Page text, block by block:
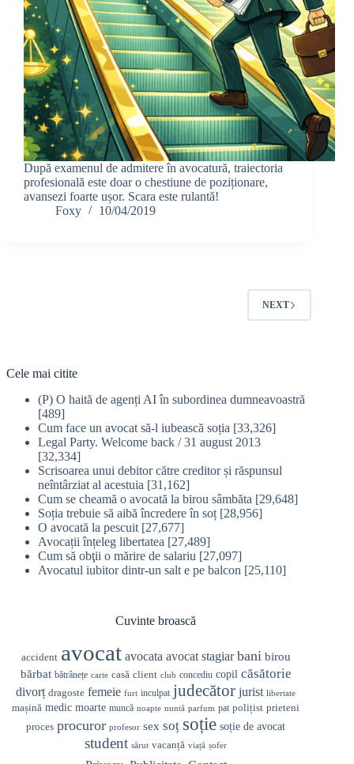
După examenul de admitere în avocatură, traiectoria
profesională este doar o chestiune de poziționare,
avansezi foarte ușor. Scara este rulantă!
Foxy
10/04/2019
NEXT
Cele mai citite
(P) O haită de agenți AI în subordinea dumneavoastră
[489]
Cum face un avocat să-l iubească soția [33,326]
Legal Party. Welcome back / 31 august 2013
[32,334]
Scrisoarea unui debitor către creditor și răspunsul
neîntârziat al acestuia [31,162]
Cum se cheamă o avocată la birou sâmbăta [29,648]
Soția trebuie să aibă încredere în soț [28,956]
O avocată la pescuit [27,677]
Avocații înțeleg libertatea [27,489]
Cum să obţii o mărire de salariu [27,097]
Avocatul iubitor dintr-un salt e pe balcon [25,110]
Cuvinte broască
accident avocat avocata avocat stagiar bani birou
bărbat bătrânețe carte casă client club concediu copil căsătorie
divorț dragoste femeie furt inculpat judecător jurist libertate
mașină medic moarte muncă noapte nuntă parfum pat polițist prieteni
proces procuror profesor sex soț soție soție de avocat
student sărut vacanță viață șofer